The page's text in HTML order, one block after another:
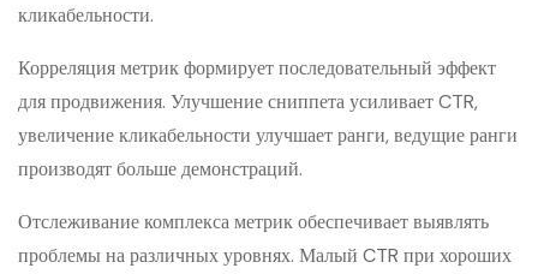
кликабельности.
Корреляция метрик формирует последовательный эффект
для продвижения. Улучшение сниппета усиливает CTR,
увеличение кликабельности улучшает ранги, ведущие ранги
производят больше демонстраций.
Отслеживание комплекса метрик обеспечивает выявлять
проблемы на различных уровнях. Малый CTR при хороших